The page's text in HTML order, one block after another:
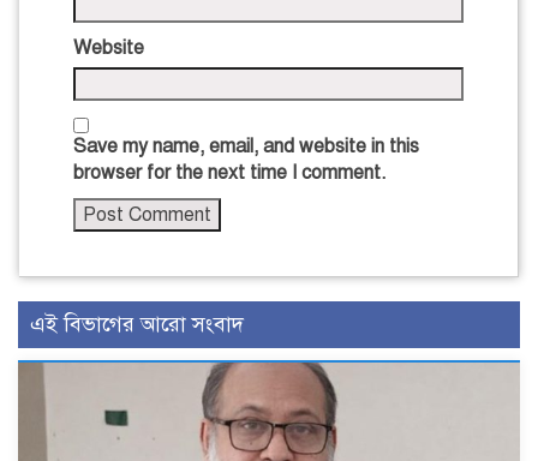
Website
Save my name, email, and website in this
browser for the next time I comment.
এই বিভাগের আরো সংবাদ